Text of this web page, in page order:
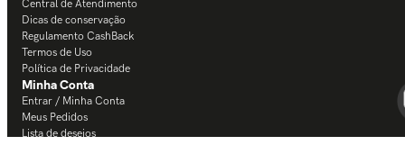
Central de Atendimento
Dicas de conservação
Regulamento CashBack
Termos de Uso
Política de Privacidade
Minha Conta
Entrar / Minha Conta
Meus Pedidos
Lista de desejos